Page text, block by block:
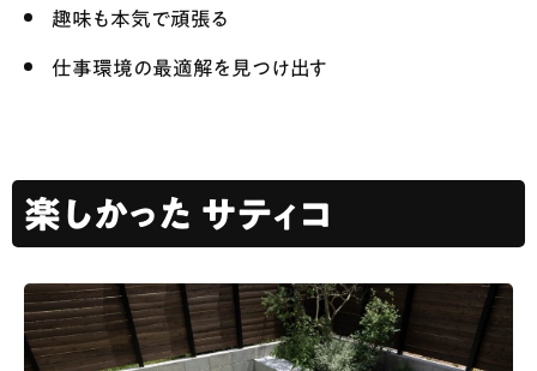
趣味も本気で頑張る
仕事環境の最適解を見つけ出す
楽しかった サティコ